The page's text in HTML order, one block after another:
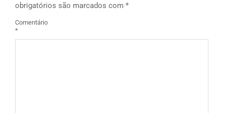
obrigatórios são marcados com *
Comentário
*